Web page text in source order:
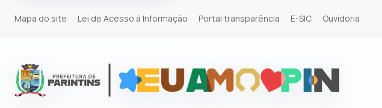
Mapa do site Lei de Acesso à Informação Portal transparência E-SIC Ouvidoria